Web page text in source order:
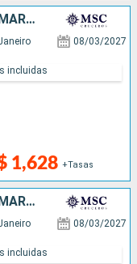
BRASIL, CABO VERDE, PORTUGAL, MARRUECOS, ESPAÑA, FRANCIA, ITALIA
08/03/2027
1,628 +Tasas
incluidas
BRASIL, CABO VERDE, PORTUGAL, MARRUECOS, ESPAÑA, FRANCIA, ITALIA
08/03/2027
incluidas